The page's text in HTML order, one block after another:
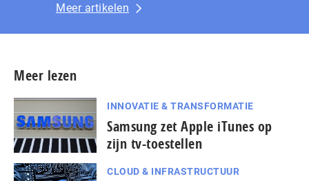
Meer artikelen
Meer lezen
INNOVATIE & TRANSFORMATIE
Samsung zet Apple iTunes op
zijn tv-toestellen
CLOUD & INFRASTRUCTUUR